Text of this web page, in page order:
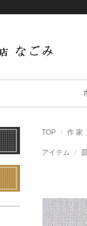
TOP 作 家
アイテム 皿